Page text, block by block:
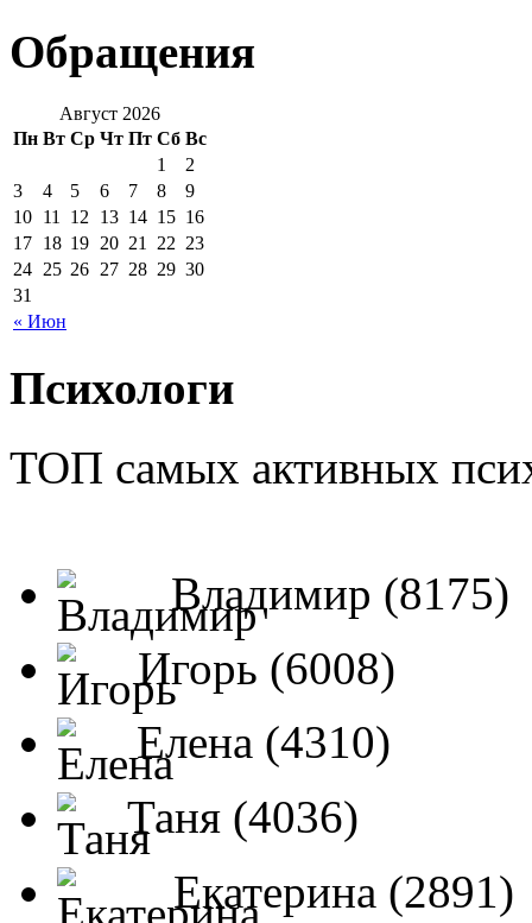
Обращения
Август 2026
Пн Вт Ср Чт Пт Сб Вс
« Июн
1
2
3
4 5 6 7 8
9
10 11 12 13 14 15 16
17 18 19 20 21 22 23
24 25 26 27 28 29 30
31
Психологи
ТОП самых активных
Владимир (8175)
Игорь (6008)
Елена (4310)
Таня (4036)
Екатерина (2891)